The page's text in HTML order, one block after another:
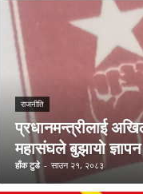
राजनीति
प्रधानमन्त्रीलाई
महासंघले बुझायो
हाँक टुडे - साउन २१, २०८३